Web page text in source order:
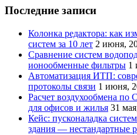
Последние записи
Колонка редактора: как
систем за 10 лет 2 июня,
Сравнение систем
ионообменные фильтры 1
Автоматизация ИТП:
протоколы связи 1 июня,
Расчет воздухообмена
для офисов и жилья 31
Кейс: пусконаладка
здания — нестандартные